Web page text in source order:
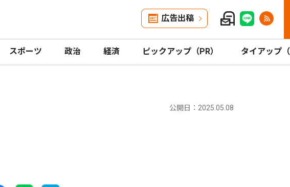
広告出稿
スポーツ 政治 経済 ピックアップ（PR） タイアップ（
公開日：2025.05.08